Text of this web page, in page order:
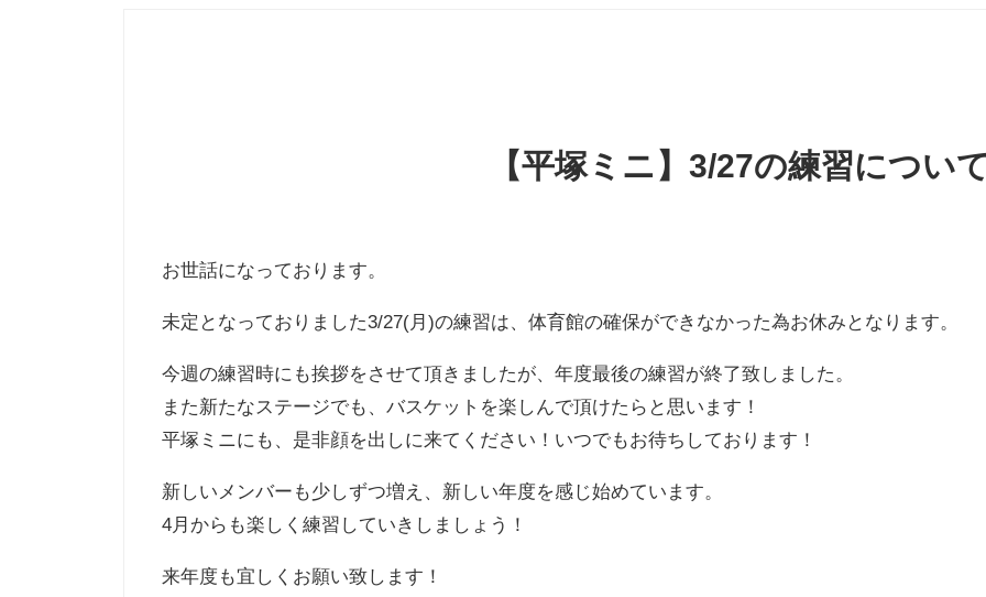
【平塚ミニ】3/27の練習につい
お世話になっております。
未定となっておりました3/27(月)の練習は、体育館の確保ができなかった為お休みとなります。
今週の練習時にも挨拶をさせて頂きましたが、年度最後の練習が終了致しました。
また新たなステージでも、バスケットを楽しんで頂けたらと思います！
平塚ミニにも、是非顔を出しに来てください！いつでもお待ちしております！
新しいメンバーも少しずつ増え、新しい年度を感じ始めています。
4月からも楽しく練習していきしましょう！
来年度も宜しくお願い致します！